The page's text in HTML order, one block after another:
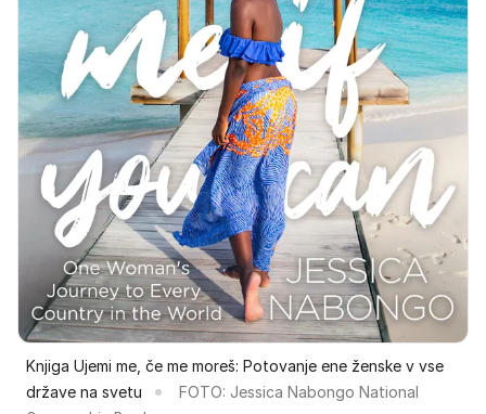
Knjiga Ujemi me, če me moreš: Potovanje ene ženske v vse
države na svetu
FOTO: Jessica Nabongo National